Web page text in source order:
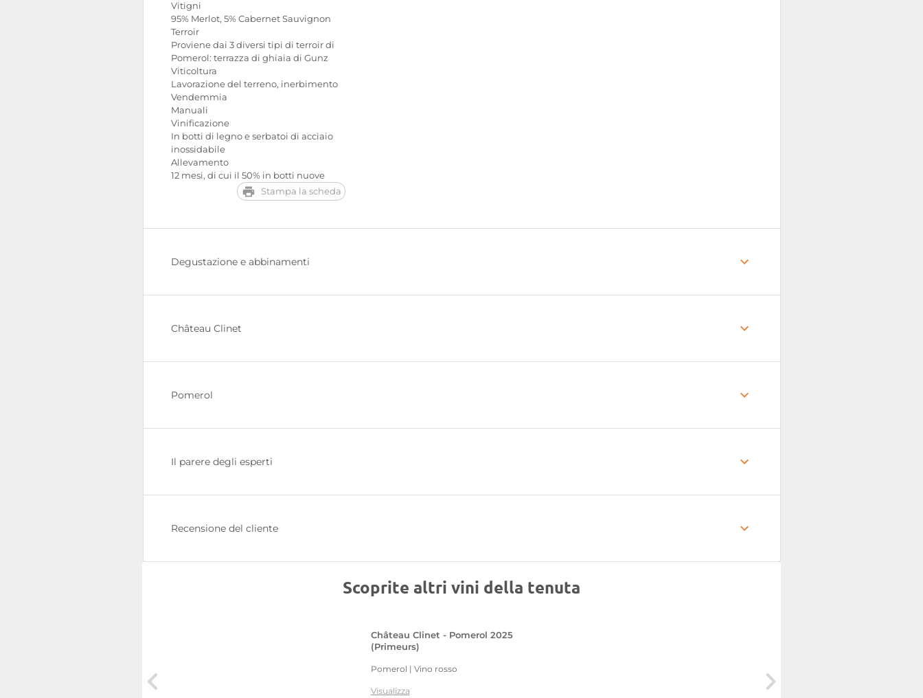
Vitigni
95% Merlot, 5% Cabernet Sauvignon
Terroir
Proviene dai 3 diversi tipi di terroir di
Pomerol: terrazza di ghiaia di Gunz
Viticoltura
Lavorazione del terreno, inerbimento
Vendemmia
Manuali
Vinificazione
In botti di legno e serbatoi di acciaio
inossidabile
Allevamento
12 mesi, di cui il 50% in botti nuove
Stampa la scheda
Degustazione e abbinamenti
Château Clinet
Pomerol
Il parere degli esperti
Recensione del cliente
Scoprite altri vini della tenuta
Château Clinet - Pomerol 2025
(Primeurs)
Pomerol | Vino rosso
Visualizza